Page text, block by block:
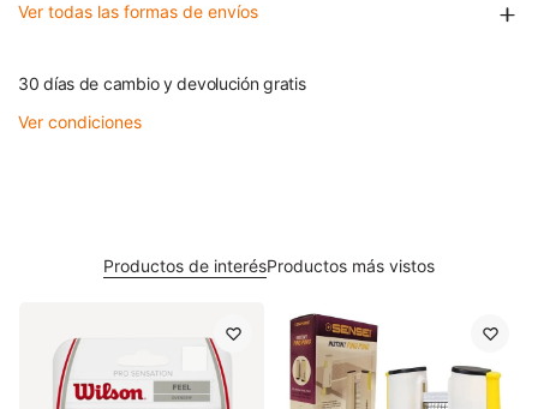
Ver todas las formas de envíos
30 días de cambio y devolución gratis
Ver condiciones
Productos de interésProductos más vistos